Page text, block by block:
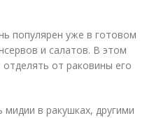
популярен уже в готовом
и салатов. В этом
от раковины его
в ракушках, другими